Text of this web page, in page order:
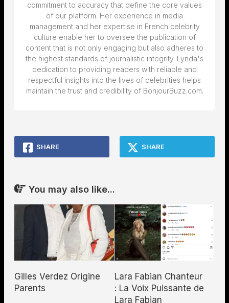
commitment to accuracy that define the core values
of our platform. Her experience in media
management and her expertise in French celebrity
culture enable her to oversee the publication of
content that is not only engaging but also adheres to
the highest standards of journalistic integrity. Lynda's
dedication to providing readers with reliable and
respectful insights into the lives of celebrities helps
maintain the trust and credibility of BonjourBuzz.com.
SHARE SHARE
You may also like...
Gilles Verdez Origine
Parents
Lara Fabian Chanteur
: La Voix Puissante de
Lara Fabian